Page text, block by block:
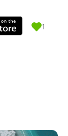
1